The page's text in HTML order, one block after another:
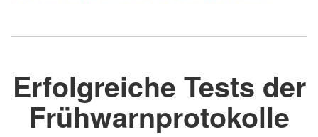
Erfolgreiche Tests der
Frühwarnprotokolle